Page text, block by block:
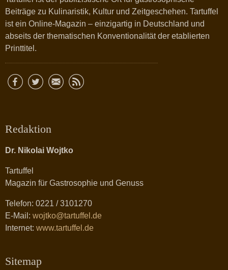
Beiträge zu Kulinaristik, Kultur und Zeitgeschehen. Tartuffel
ist ein Online-Magazin – einzigartig in Deutschland und
abseits der thematischen Konventionalität der etablierten
Printtitel.
Redaktion
Dr. Nikolai Wojtko
Tartuffel
Magazin für Gastrosophie und Genuss
Telefon: 0221 / 3101270
E-Mail: wojtko@tartuffel.de
Internet: www.tartuffel.de
Sitemap